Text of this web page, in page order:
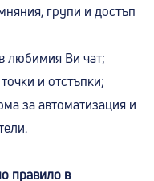
групи и достъп
любимия Ви чат;
и отстъпки;
за автоматизация и
правило в